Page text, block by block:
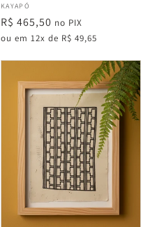
Fabricante:
KAYAPÓ
Preço
normal
R$ 465,50 no PIX
ou em 12x de R$ 49,65